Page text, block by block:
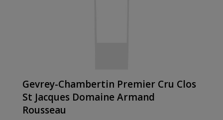
Gevrey-Chambertin Premier Cru Clos
St Jacques Domaine Armand
Rousseau